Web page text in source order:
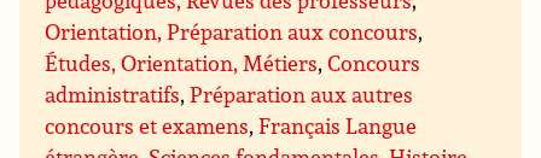
Orientation, Préparation aux concours,
Études, Orientation, Métiers,Concours
administratifs,Préparation aux autres
concours et examens,Français Langue